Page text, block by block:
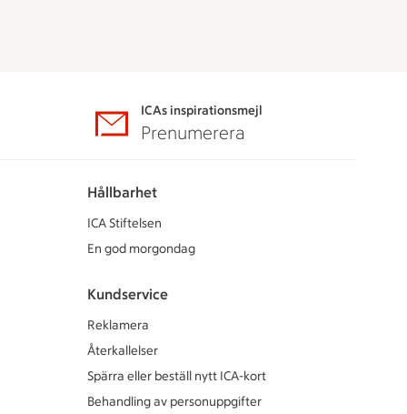
ICAs inspirationsmejl
Prenumerera
Hållbarhet
ICA Stiftelsen
En god morgondag
Kundservice
Reklamera
Återkallelser
Spärra eller beställ nytt ICA-kort
Behandling av personuppgifter